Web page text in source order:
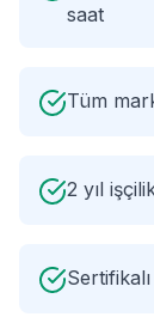
saat
Tüm
2 yıl